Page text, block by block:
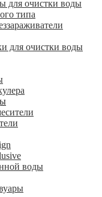
для очистки воды
типа
для очистки воды
воды